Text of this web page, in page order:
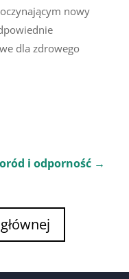
nowy
dla zdrowego
i odporność →